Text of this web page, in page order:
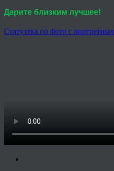
Дарите близким лучшее!
Статуэтка по фото с